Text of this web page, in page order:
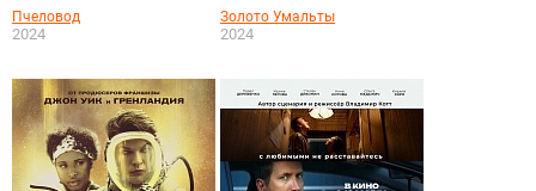
Пчеловод
2024
Золото Умальты
2024